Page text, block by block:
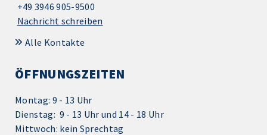
+49 3946 905-9500
Nachricht schreiben
Alle Kontakte
ÖFFNUNGSZEITEN
Montag: 9 - 13 Uhr
Dienstag: 9 - 13 Uhr und 14 - 18 Uhr
Mittwoch: kein Sprechtag